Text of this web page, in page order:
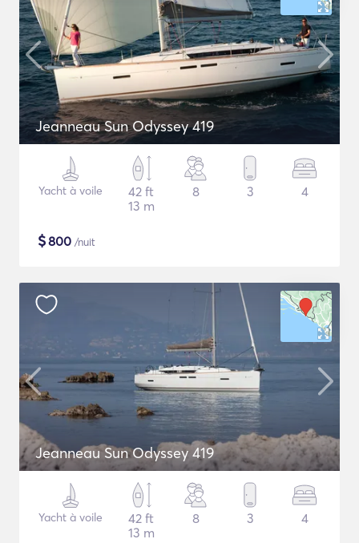
Jeanneau Sun Odyssey 419
Yacht à voile
42 ft
13 m
8 3 4
$800 /nuit
Jeanneau Sun Odyssey 419
Yacht à voile
42 ft
13 m
8 3 4